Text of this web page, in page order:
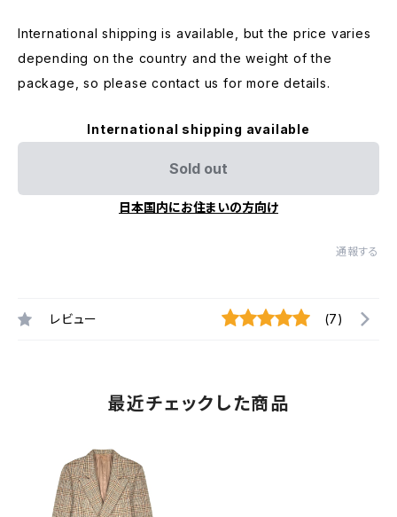
International shipping is available, but the price varies
depending on the country and the weight of the
package, so please contact us for more details.
International shipping available
Sold out
日本国内にお住まいの方向け
通報する
レビュー (7)
最近チェックした商品